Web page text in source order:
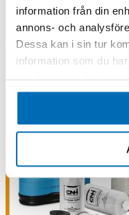
information från din
annons- och
Dessa kan i sin tur
information som du